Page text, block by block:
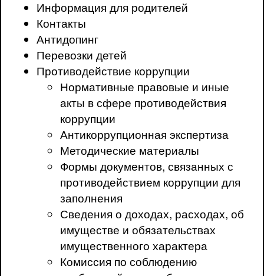
Информация для родителей
Контакты
Антидопинг
Перевозки детей
Противодействие коррупции
Нормативные правовые и иные
акты в сфере противодействия
коррупции
Антикоррупционная экспертиза
Методические материалы
Формы документов, связанных с
противодействием коррупции для
заполнения
Сведения о доходах, расходах, об
имуществе и обязательствах
имущественного характера
Комиссия по соблюдению